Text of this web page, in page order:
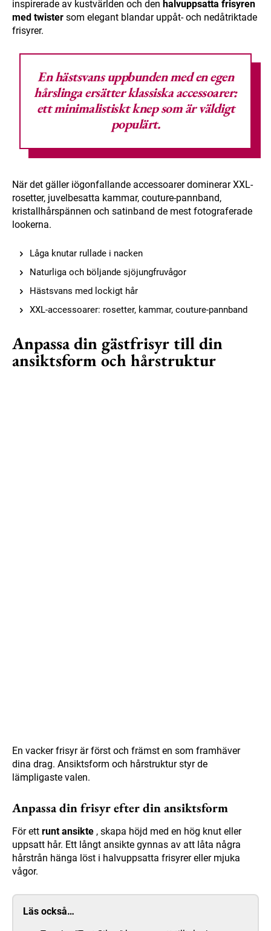
inspirerade av kustvärlden och den halvuppsatta frisyren
med twister som elegant blandar uppåt- och nedåtriktade
frisyrer.
En hästsvans uppbunden med en egen
hårslinga ersätter klassiska accessoarer:
ett minimalistiskt knep som är väldigt
populärt.
När det gäller iögonfallande accessoarer dominerar XXL-
rosetter, juvelbesatta kammar, couture-pannband,
kristallhårspännen och satinband de mest fotograferade
lookerna.
Låga knutar rullade i nacken
Naturliga och böljande sjöjungfruvågor
Hästsvans med lockigt hår
XXL-accessoarer: rosetter, kammar, couture-pannband
Anpassa din gästfrisyr till din
ansiktsform och hårstruktur
En vacker frisyr är först och främst en som framhäver
dina drag. Ansiktsform och hårstruktur styr de
lämpligaste valen.
Anpassa din frisyr efter din ansiktsform
För ett runt ansikte , skapa höjd med en hög knut eller
uppsatt hår. Ett långt ansikte gynnas av att låta några
hårstrån hänga löst i halvuppsatta frisyrer eller mjuka
vågor.
Läs också…